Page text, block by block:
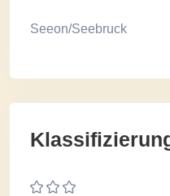
Seeon/Seebruck